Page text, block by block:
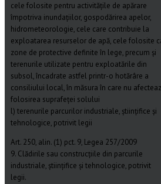
cele folosite pentru activitățile de apărare
împotriva inundațiilor, gospodărirea apelor,
hidrometeorologie, cele care contribuie la
exploatarea resurselor de apă, cele folosite
zone de protective definite în lege, precum și
terenurile utilizate pentru exploatările din
subsol, încadrate astfel printr-o hotărâre a
consiliului local, în măsura în care nu
folosirea suprafeței solului
l) terenurile parcurilor industriale, științifice și
tehnologice, potrivit legii
Art. 250, alin. (1) pct. 9, Legea 257/2009
9. Clădirile sau construcțiile din parcurile
industriale, științifice și tehnologice, potrivit
legii.